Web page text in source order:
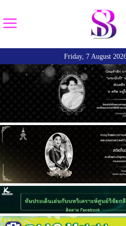
Friday, 7 August